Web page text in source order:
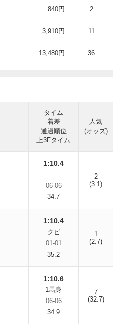
840円 2
3,910円 11
13,480円 36
タイム
着差
通過順位
上3Fタイム
人気
(オッズ)
1:10.4
-
06-06
34.7
2
(3.1)
1:10.4
クビ
01-01
35.2
1
(2.7)
1:10.6
1馬身
06-06
34.9
7
(32.7)